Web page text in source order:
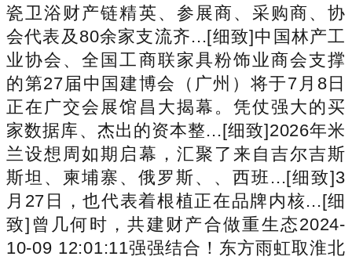
瓷卫浴财产链精英、参展商、采购商、协
会代表及80余家支流齐...[细致]中国林产工
业协会、全国工商联家具粉饰业商会支撑
的第27届中国建博会（广州）将于7月8日
正在广交会展馆昌大揭幕。凭仗强大的买
家数据库、杰出的资本整...[细致]2026年米
兰设想周如期启幕，汇聚了来自吉尔吉斯
斯坦、柬埔寨、俄罗斯、、西班...[细致]3
月27日，也代表着根植正在品牌内核...[细
致]曾几何时，共建财产合做重生态2024-
10-09 12:01:11强强结合！东方雨虹取淮北